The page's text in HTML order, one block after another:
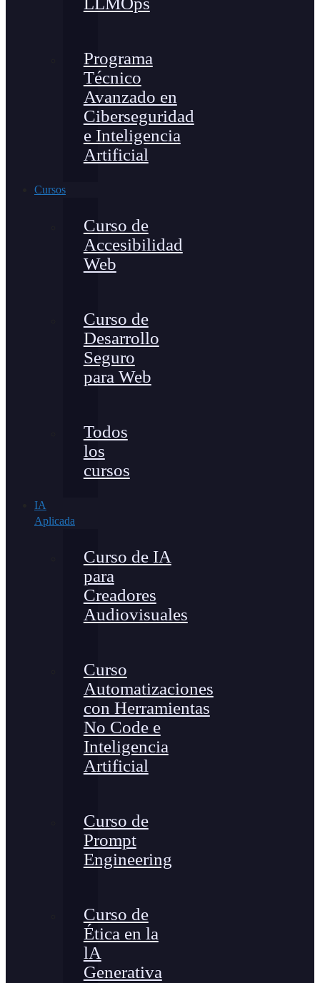
Programa
Técnico
Avanzado en
Ciberseguridad
e Inteligencia
Artificial
Cursos
Curso de
Accesibilidad
Web
Curso de
Desarrollo
Seguro
para Web
Todos
los
cursos
IA
Aplicada
Curso de IA
para
Creadores
Audiovisuales
Curso
Automatizaciones
con Herramientas
No Code e
Inteligencia
Artificial
Curso de
Prompt
Engineering
Curso de
Ética en la
lA
Generativa